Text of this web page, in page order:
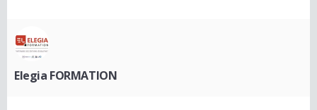
Elegia FORMATION